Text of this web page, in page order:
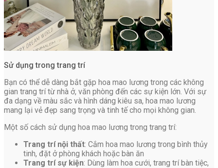
Sử dụng trong trang trí
Bạn có thể dễ dàng bắt gặp hoa mao lương trong các không
gian trang trí từ nhà ở, văn phòng đến các sự kiện lớn. Với sự
đa dạng về màu sắc và hình dáng kiêu sa, hoa mao lương
mang lại vẻ đẹp sang trọng và tinh tế cho mọi không gian.
Một số cách sử dụng hoa mao lương trong trang trí:
Trang trí nội thất: Cắm hoa mao lương trong bình thủy
tinh, đặt ở phòng khách hoặc bàn ăn
Trang trí sự kiện: Dùng làm hoa cưới, trang trí bàn tiệc,